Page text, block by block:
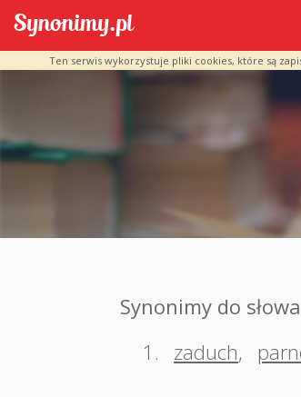
Ten serwis wykorzystuje pliki cookies, które są
Synonimy do
1.
zaduch,